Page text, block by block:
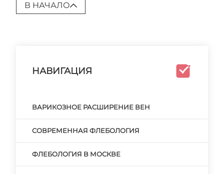
В НАЧАЛО
НАВИГАЦИЯ
ВАРИКОЗНОЕ РАСШИРЕНИЕ ВЕН
СОВРЕМЕННАЯ ФЛЕБОЛОГИЯ
ФЛЕБОЛОГИЯ В МОСКВЕ